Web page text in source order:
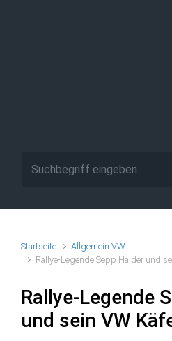
Startseite
Allgemein VW
Rallye-Legende Sepp Haider und
Rallye-Legende
und sein VW